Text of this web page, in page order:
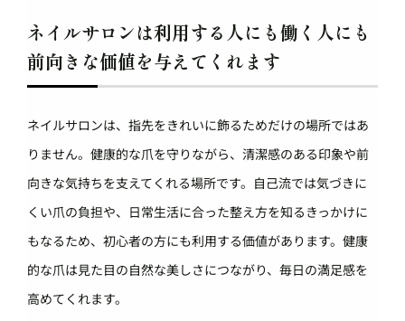
ネイルサロンは利用する人にも働く人にも
前向きな価値を与えてくれます
ネイルサロンは、指先をきれいに飾るためだけの場所ではあ
りません。健康的な爪を守りながら、清潔感のある印象や前
向きな気持ちを支えてくれる場所です。自己流では気づきに
くい爪の負担や、日常生活に合った整え方を知るきっかけに
もなるため、初心者の方にも利用する価値があります。健康
的な爪は見た目の自然な美しさにつながり、毎日の満足感を
高めてくれます。